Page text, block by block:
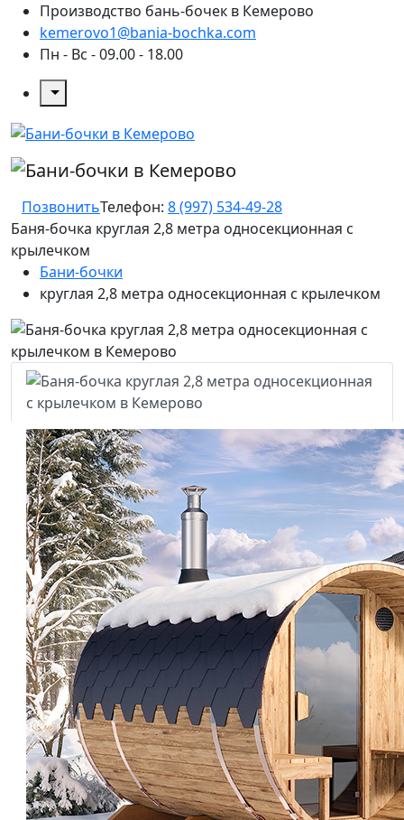
Производство бань-бочек в Кемерово
kemerovo1@bania-bochka.com
Пн - Вс - 09.00 - 18.00
ПозвонитьТелефон: 8 (997) 534-49-28
Баня-бочка круглая 2,8 метра односекционная с
крылечком
Бани-бочки
круглая 2,8 метра односекционная с крылечком